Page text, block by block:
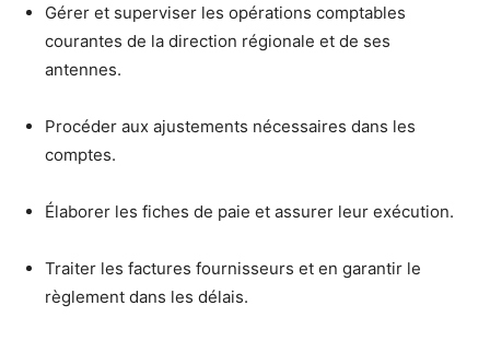
Gérer et superviser les opérations comptables
courantes de la direction régionale et de ses
antennes.
Procéder aux ajustements nécessaires dans les
comptes.
Élaborer les fiches de paie et assurer leur exécution.
Traiter les factures fournisseurs et en garantir le
règlement dans les délais.